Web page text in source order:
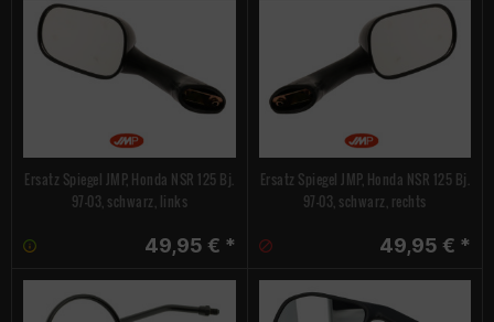
Ersatz Spiegel JMP, Honda NSR 125 Bj.
97-03, schwarz, links
49,95 € *
Ersatz Spiegel JMP, Honda NSR 125 Bj.
97-03, schwarz, rechts
49,95 € *